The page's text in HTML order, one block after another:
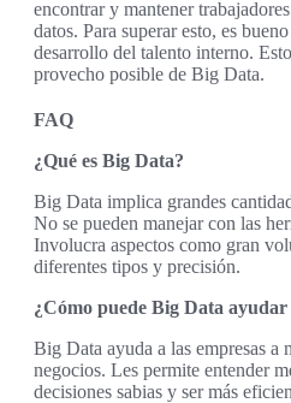
encontrar y mantener
datos. Para superar esto, es
desarrollo del talento interno.
provecho posible de Big Data.
FAQ
¿Qué es Big Data?
Big Data implica grandes
No se pueden manejar con las
Involucra aspectos como gran
diferentes tipos y precisión.
¿Cómo puede Big Data ayudar
Big Data ayuda a las empresas a
negocios. Les permite entender
decisiones sabias y ser más